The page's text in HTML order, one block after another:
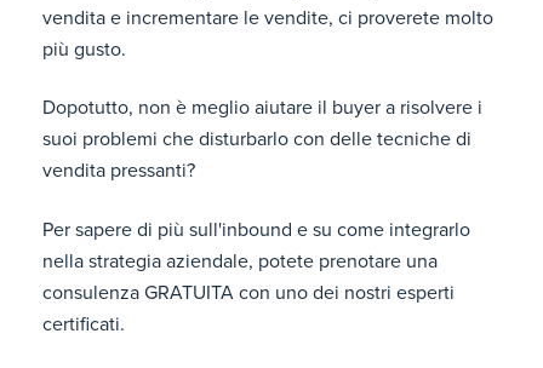
vendita e incrementare le vendite, ci proverete molto
più gusto.
Dopotutto, non è meglio aiutare il buyer a risolvere i
suoi problemi che disturbarlo con delle tecniche di
vendita pressanti?
Per sapere di più sull'inbound e su come integrarlo
nella strategia aziendale, potete prenotare una
consulenza GRATUITA con uno dei nostri esperti
certificati.